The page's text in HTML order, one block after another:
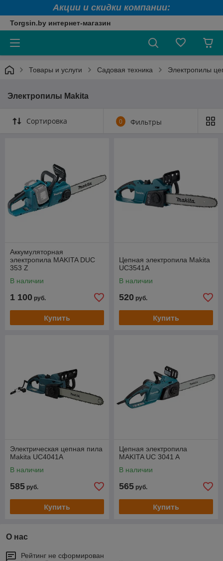
Акции и скидки компании:
Torgsin.by интернет-магазин
Товары и услуги Садовая техника Электропилы
Электропилы Makita
Сортировка 0 Фильтры
Аккумуляторная
электропила MAKITA DUC
353 Z
В наличии
1 100 руб.
Купить
Цепная электропила Makita
UC3541A
В наличии
520 руб.
Купить
Электрическая цепная пила
Makita UC4041A
В наличии
585 руб.
Купить
Цепная электропила
MAKITA UC 3041 A
В наличии
565 руб.
Купить
О нас
Рейтинг не сформирован